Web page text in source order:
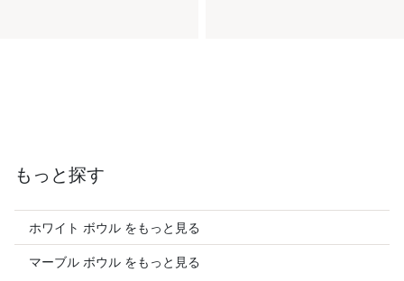
もっと探す
ホワイト ボウル をもっと見る
マーブル ボウル をもっと見る